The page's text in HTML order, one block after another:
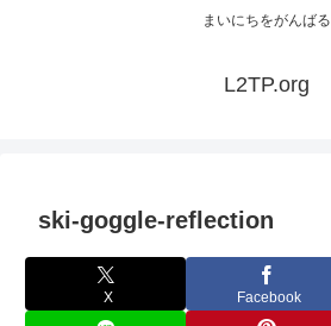
まいにちをがんばる
L2TP.org
ski-goggle-reflection
X Facebook